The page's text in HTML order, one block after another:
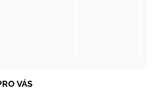
VÁS